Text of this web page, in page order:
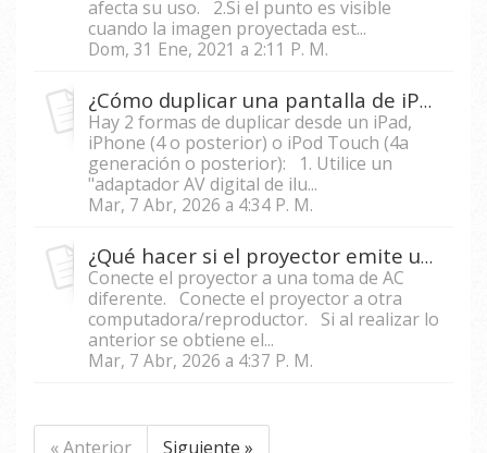
afecta su uso. 2.Si el punto es visible
cuando la imagen proyectada est...
Dom, 31 Ene, 2021 a 2:11 P. M.
¿Cómo duplicar una pantalla de iPad o iPhone con un proyector?
Hay 2 formas de duplicar desde un iPad,
iPhone (4 o posterior) o iPod Touch (4a
generación o posterior): 1. Utilice un
"adaptador AV digital de ilu...
Mar, 7 Abr, 2026 a 4:34 P. M.
¿Qué hacer si el proyector emite un ruido agudo?
Conecte el proyector a una toma de AC
diferente. Conecte el proyector a otra
computadora/reproductor. Si al realizar lo
anterior se obtiene el...
Mar, 7 Abr, 2026 a 4:37 P. M.
« Anterior Siguiente »